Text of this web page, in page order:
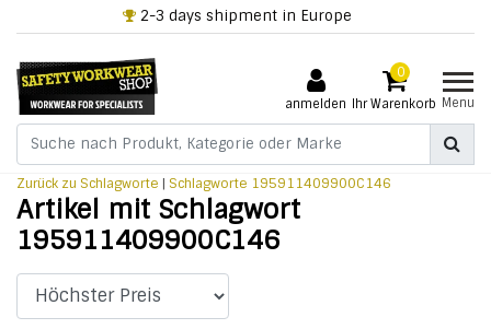
2-3 days shipment in Europe
anmelden
0
Ihr Warenkorb Menu
Zurück zu Schlagworte | Schlagworte 195911409900C146
Artikel mit Schlagwort
195911409900C146